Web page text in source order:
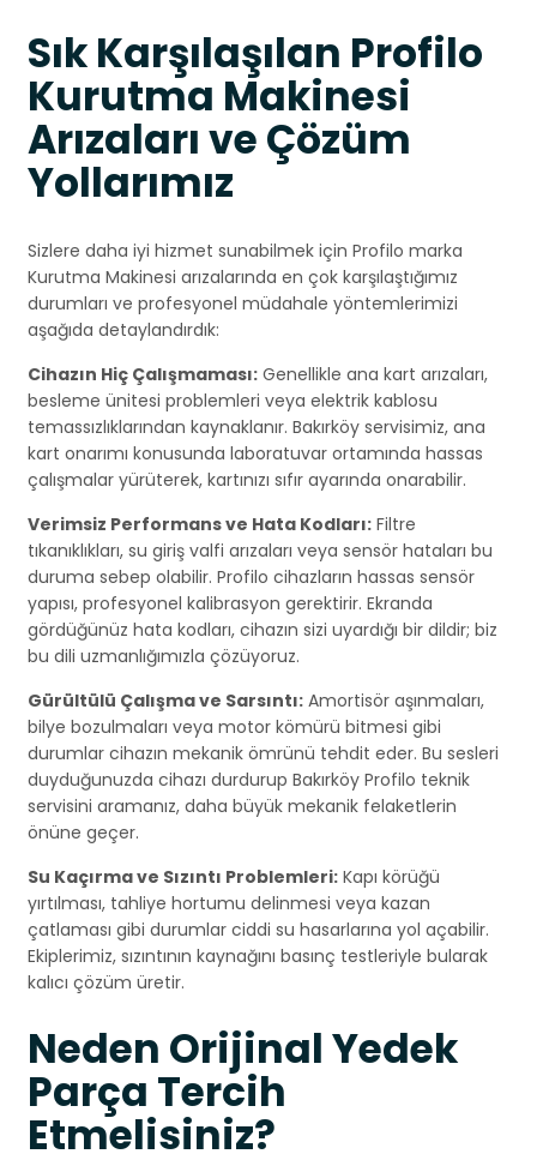
Sık Karşılaşılan Profilo
Kurutma Makinesi
Arızaları ve Çözüm
Yollarımız
Sizlere daha iyi hizmet sunabilmek için Profilo marka
Kurutma Makinesi arızalarında en çok karşılaştığımız
durumları ve profesyonel müdahale yöntemlerimizi
aşağıda detaylandırdık:
Cihazın Hiç Çalışmaması: Genellikle ana kart arızaları,
besleme ünitesi problemleri veya elektrik kablosu
temassızlıklarından kaynaklanır. Bakırköy servisimiz, ana
kart onarımı konusunda laboratuvar ortamında hassas
çalışmalar yürüterek, kartınızı sıfır ayarında onarabilir.
Verimsiz Performans ve Hata Kodları: Filtre
tıkanıklıkları, su giriş valfi arızaları veya sensör hataları bu
duruma sebep olabilir. Profilo cihazların hassas sensör
yapısı, profesyonel kalibrasyon gerektirir. Ekranda
gördüğünüz hata kodları, cihazın sizi uyardığı bir dildir; biz
bu dili uzmanlığımızla çözüyoruz.
Gürültülü Çalışma ve Sarsıntı: Amortisör aşınmaları,
bilye bozulmaları veya motor kömürü bitmesi gibi
durumlar cihazın mekanik ömrünü tehdit eder. Bu sesleri
duyduğunuzda cihazı durdurup Bakırköy Profilo teknik
servisini aramanız, daha büyük mekanik felaketlerin
önüne geçer.
Su Kaçırma ve Sızıntı Problemleri: Kapı körüğü
yırtılması, tahliye hortumu delinmesi veya kazan
çatlaması gibi durumlar ciddi su hasarlarına yol açabilir.
Ekiplerimiz, sızıntının kaynağını basınç testleriyle bularak
kalıcı çözüm üretir.
Neden Orijinal Yedek
Parça Tercih
Etmelisiniz?